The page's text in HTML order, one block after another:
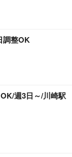
調整OK
週3日～/川崎駅